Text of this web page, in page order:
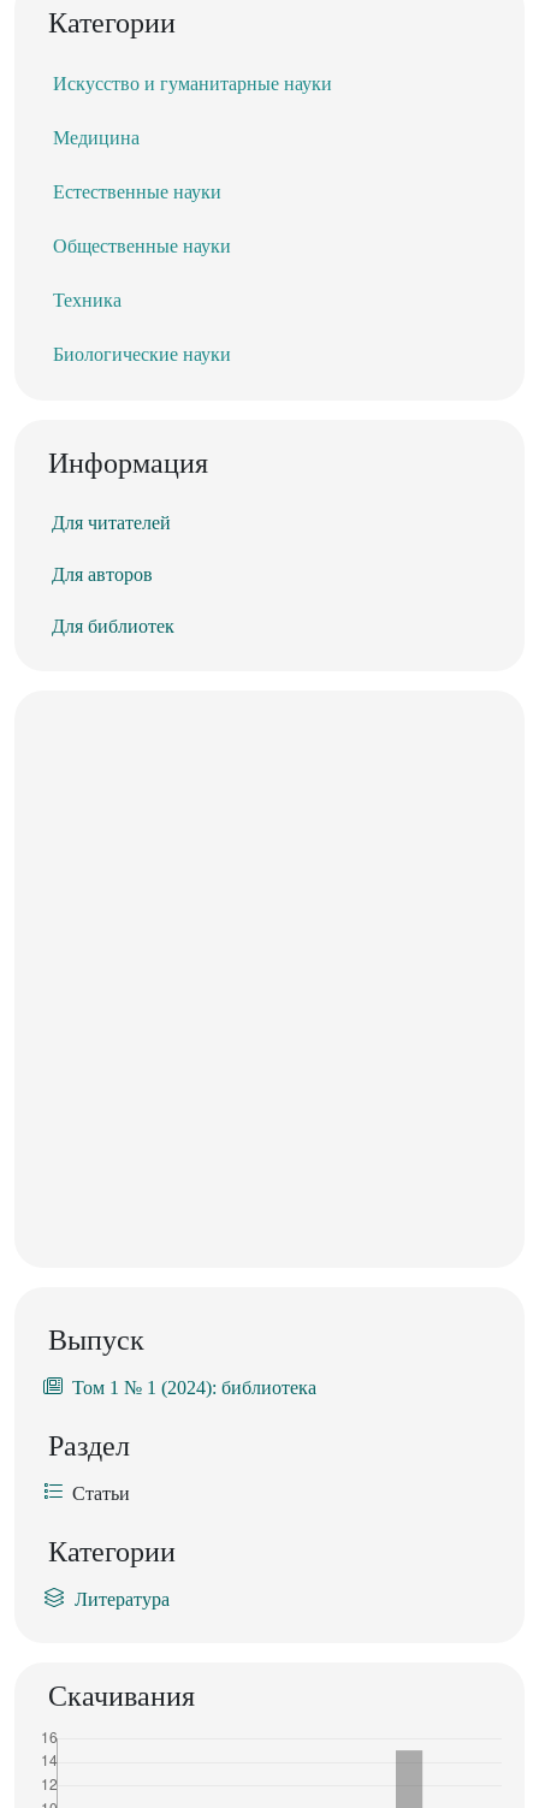
Категории
Искусство и гуманитарные науки
Медицина
Естественные науки
Общественные науки
Техника
Биологические науки
Информация
Для читателей
Для авторов
Для библиотек
Выпуск
Том 1 № 1 (2024): библиотека
Раздел
Статьи
Категории
Литература
Скачивания